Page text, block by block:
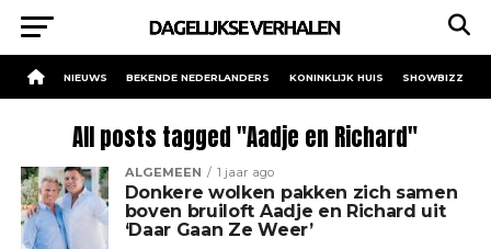
NIEUWS BEKENDE NEDERLANDERS KONINKLIJK HUIS SHOWBIZZ
All posts tagged "Aadje en Richard"
ALGEMEEN 1 jaar ago
Donkere wolken pakken zich samen
boven bruiloft Aadje en Richard uit
‘Daar Gaan Ze Weer’